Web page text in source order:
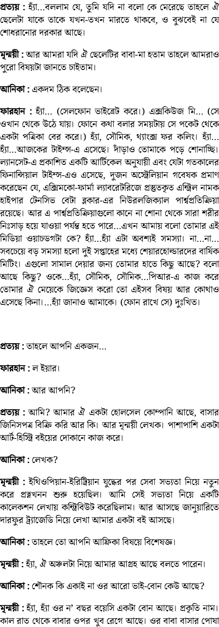
প্রত্যয় : হ্যাঁ…বললাম যে, তুমি যদি না বলো কে মেরেছে তাহলে ঐ
ছেলেটা যাকে তাকে যখন-তখন মারতে থাকবে, ও বুঝবেই না যে
শোধরানোর দরকার আছে।
মৃন্ময়ী :আর আমরা যদি ঐ ছেলেটির বাবা-মা হতাম তাহলে আমরাও
পুরো বিষয়টা জানতে চাইতাম।
আনিকা :একদম ঠিক বলেছেন।
ফারহান :হ্যাঁ… (সেলফোন ভাইব্রেট করে।) এক্সকিউজ মি… (সে
ওখান থেকে উঠে যায়। ফোনে কথা বলার সময়টায় সে পকেট থেকে
একটা পত্রিকা বের করে।) হ্যাঁ, সৌমিক, থ্যাংক্স ফর কলিং। হ্যাঁ…
হ্যাঁ…আজকের টাইম্স-এ এসেছে। দাঁড়াও তোমাকে পড়ে শোনাচ্ছি।
ল্যানসেট-এ প্রকাশিত একটি আর্টিকেল অনুযায়ী এবং যেটা গতকালের
ফিনান্সিয়াল টাইম্স-এও এসেছে, দুজন অস্ট্রেলিয়ান গবেষক প্রমাণ
করেছেন যে, এক্সিমকো-ফার্মা ল্যাবরেটরিজে প্রস্তুতকৃত এন্ট্রিল নামক
হাইপার টেনসিভ বেটা ব্লকার-এর নিউরলজিক্যাল পার্শ্বপ্রতিক্রিয়া
রয়েছে। আর এ পার্শ্বপ্রতিক্রিয়াগুলো কানে না শোনা থেকে সারা শরীর
নিঃসাড় হয়ে যাওয়া পর্যন্ত হতে পারে…এখন আমায় বলো তোমার এই
মিডিয়া ওয়াচডগটা কে? হ্যাঁ…হ্যাঁ এটা অবশ্যই সমস্যা। না…না…
সবচেয়ে বড় সমস্যা হলো দুই সপ্তাহের মধ্যে শেয়ারহোল্ডারদের বার্ষিক
মিটিং। এগুলো সামাল দেয়ার জন্য তোমার হাতে কিছু আছে? বলো
আছে কিছু? ওকে…হ্যাঁ, সৌমিক, সৌমিক…পিআর-এ কাজ করে
তোমার ঐ মেয়েকে জিজ্ঞেস করো তো এইসব বিষয় আর কোথাও
এসেছে কিনা।…হ্যাঁ জানাও আমাকে। (ফোন রাখে সে) দুঃখিত।
প্রত্যয় :তাহলে আপনি একজন…
ফারহান :ল ইয়ার।
আনিকা :আর আপনি?
প্রত্যয় : আমি? আমার ঐ একটা হোলসেল কোম্পানি আছে, বাসার
জিনিসপত্র বিক্রি করি আর কি। আর মৃন্ময়ী লেখক। পাশাপাশি একটা
আর্ট-হিস্ট্রি বইয়ের দোকানে কাজ করে।
আনিকা :লেখক?
মৃন্ময়ী : ইথিওপিয়ান-ইরিট্রিয়ান যুদ্ধের পর সেবা সভ্যতা নিয়ে নতুন
করে প্রত্নখনন শুরু হয়েছিল। আমি সেই সভ্যতা নিয়ে একটি
কালেকশন লেখায় কন্ট্রিবিউট করেছিলাম। আর আসছে জানুয়ারিতে
দারফুর ট্র্যাজেডি নিয়ে লেখা আমার একটা বই আসছে।
আনিকা :তাহলে তো আপনি আফ্রিকা বিষয়ে বিশেষজ্ঞ।
মৃন্ময়ী :হ্যাঁ, ঐ অঞ্চলটা নিয়ে আমার আগ্রহ আছে বলতে পারেন।
আনিকা :শৌনক কি একাই না ওর আরো ভাই-বোন কেউ আছে?
মৃন্ময়ী :হ্যাঁ, হ্যাঁ ওর ন’ বছর বয়েসি একটা বোন আছে। প্রকৃতি নাম।
কাল রাত থেকে বাবার ওপর খুব রেগে আছে। ওর বাবা বাসার পোষা